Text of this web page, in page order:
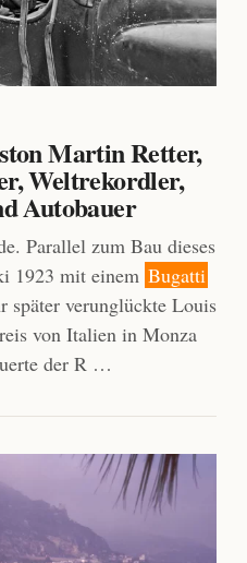
Martin Retter,
Weltrekordler,
Autobauer
Parallel zum Bau dieses
1923 mit einem Bugatti
später verunglückte Louis
von Italien in Monza
der R …